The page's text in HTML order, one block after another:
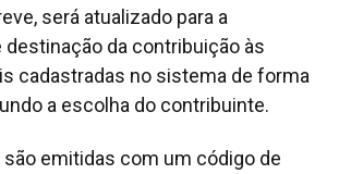
será atualizado para a
destinação da contribuição às
cadastradas no sistema de forma
a escolha do contribuinte.
emitidas com um código de